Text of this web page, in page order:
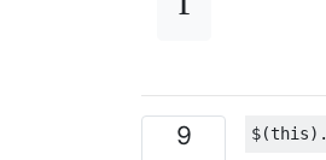
9 $(this).